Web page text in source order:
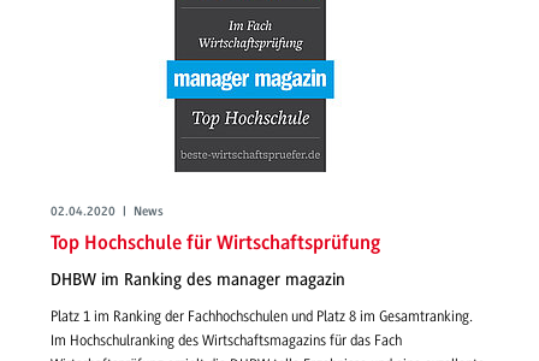
02.04.2020 | News
Top Hochschule für Wirtschaftsprüfung
DHBW im Ranking des manager magazin
Platz 1 im Ranking der Fachhochschulen und Platz 8 im Gesamtranking.
Im Hochschulranking des Wirtschaftsmagazins für das Fach